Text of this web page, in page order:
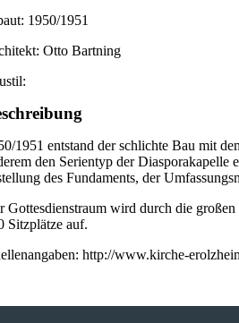
1950/1951
Otto Bartning
1951 entstand der schlichte Bau mit
den Serientyp der
des Fundaments, der
Gottesdienstraum wird durch die
Sitzplätze auf.
http://www.kirche-